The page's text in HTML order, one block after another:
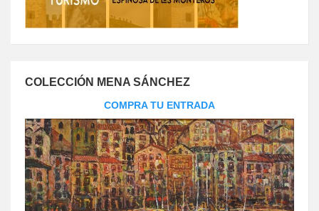
COLECCIÓN MENA SÁNCHEZ
COMPRA TU ENTRADA